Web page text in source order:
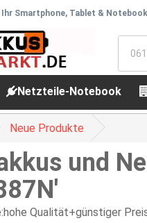
Smartphone, Tablet &
Netzteile-Notebook
Neue Produkte
und
Qualität+günstiger